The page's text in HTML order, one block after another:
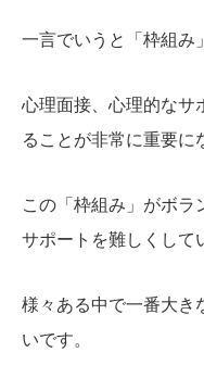
一言でいうと「枠組み
心理面接、心理的なサ
ることが非常に重要に
この「枠組み」がボラ
サポートを難しくして
様々ある中で一番大き
いです。